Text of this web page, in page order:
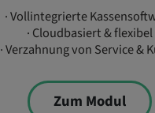
· Vollintegrierte
· Cloudbasiert & flexibel
· Verzahnung von Service &
Zum Modul